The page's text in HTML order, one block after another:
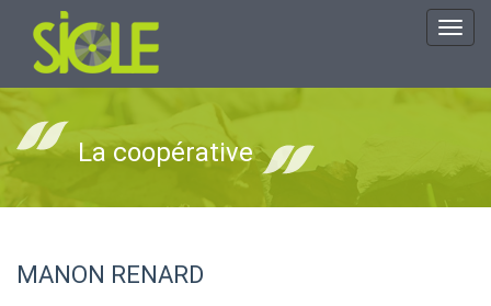
La coopérative
MANON RENARD